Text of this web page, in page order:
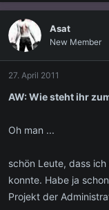
Asat
New Member
27. April 2011
AW: Wie steht ihr
Oh man ...
schön Leute, dass
konnte. Habe ja
Projekt der